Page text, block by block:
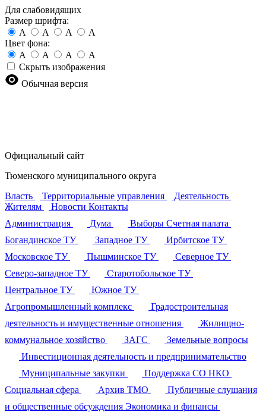
Для слабовидящих
Размер шрифта:
A
A A
A
Цвет фона:
A
A A
A
Скрыть изображения
Обычная версия
Официальный сайт
Тюменского муниципального округа
Власть
Территориальные управления
Деятельность
Жителям
Новости Контакты
Администрация
Дума Выборы Счетная палата
Богандинское ТУ
Западное ТУ
Ирбитское ТУ
Московское ТУ
Пышминское ТУ
Северное ТУ
Северо-западное ТУ
Старотобольское ТУ
Центральное ТУ
Южное ТУ
Агропромышленный комплекс
Градостроительная
деятельность и имущественные отношения
Жилищно-
коммунальное хозяйство
ЗАГС
Земельные вопросы
Инвестиционная деятельность и предпринимательство
Муниципальные закупки
Поддержка СО НКО
Социальная сфера
Архив ТМО
Публичные слушания
и общественные обсуждения Экономика и финансы